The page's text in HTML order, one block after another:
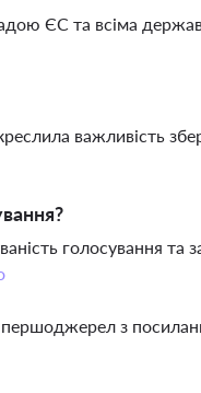
ЄС та всіма
важливість
голосування та
першоджерел з